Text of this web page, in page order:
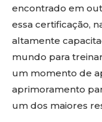
encontrado em
essa certificação,
altamente
mundo para
um momento de
aprimoramento
um dos maiores